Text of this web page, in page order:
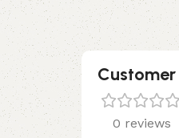
Customer
0 reviews